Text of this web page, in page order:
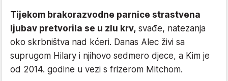
Tijekom brakorazvodne parnice strastvena
ljubav pretvorila se u zlu krv, svađe, natezanja
oko skrbništva nad kćeri. Danas Alec živi sa
suprugom Hilary i njihovo sedmero djece, a Kim je
od 2014. godine u vezi s frizerom Mitchom.